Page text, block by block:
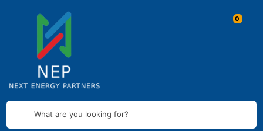
What are you looking for?